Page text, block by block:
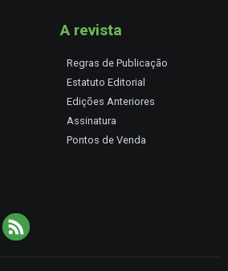
A revista
Regras de Publicação
Estatuto Editorial
Edições Anteriores
Assinatura
Pontos de Venda